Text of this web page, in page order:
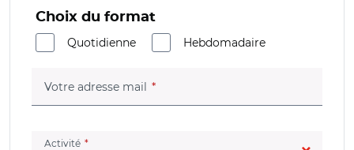
Choix du format
Quotidienne
Hebdomadaire
Votre adresse mail (champ obligatoire)
Activité (champ obligatoire)